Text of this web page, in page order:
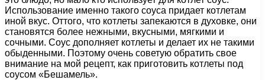
Использование именно такого соуса придает котлетам
иной вкус. Оттого, что котлеты запекаются в духовке, они
становятся более нежными, вкусными, мягкими и
сочными. Соус дополняет котлеты и делает их не такими
обыденными. Поэтому очень советую обратить свое
внимание на мой рецепт, как приготовить котлеты под
соусом «Бешамель».